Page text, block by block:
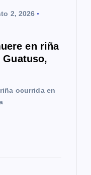
2, 2026
en riña
ocurrida en